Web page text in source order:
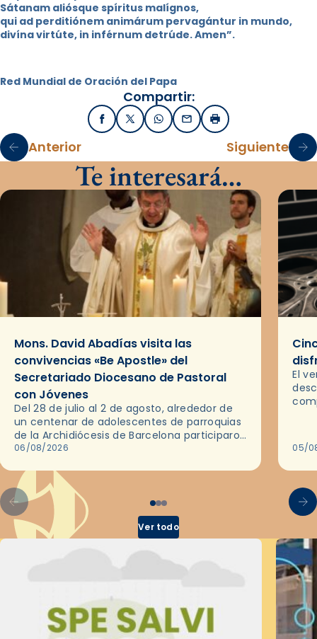
Sátanam aliósque spíritus malígnos,
qui ad perditiónem animárum pervagántur in mundo,
divína virtúte, in inférnum detrúde. Amen”.
Red Mundial de Oración del Papa
Compartir:
FacebookX / TwitterWhatsApp
EmailImprimir
Anterior Siguiente
Te interesará…
Mons. David Abadías visita las
convivencias «Be Apostle» del
Secretariado Diocesano de Pastoral
con Jóvenes
Del 28 de julio al 2 de agosto, alrededor de
un centenar de adolescentes de parroquias
de la Archidiócesis de Barcelona participaron
en las convivencias Be Apostle, organizadas
06/08/2026
El
05/
Ver todo